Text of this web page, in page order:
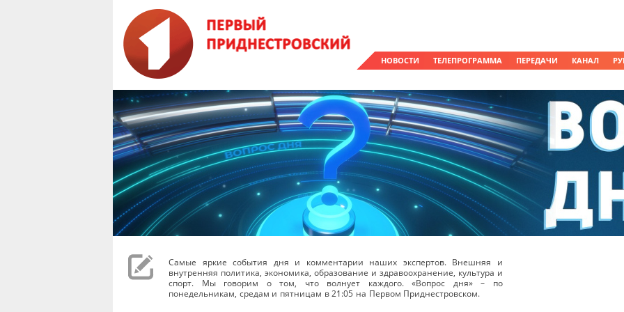
НОВОСТИ ТЕЛЕПРОГРАММА ПЕРЕДАЧИ КАНАЛ
Самые яркие события дня и комментарии наших экспертов. Внешняя и
внутренняя политика, экономика, образование и здравоохранение, культура и
спорт. Мы говорим о том, что волнует каждого. «Вопрос дня» – по
понедельникам, средам и пятницам в 21:05 на Первом Приднестровском.